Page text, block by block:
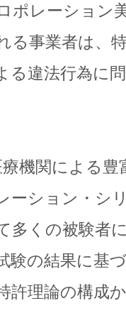
ポレーション
る事業者は、
る違法行為に
機関による豊
ーション・シ
多くの被験者
験の結果に基
許理論の構成